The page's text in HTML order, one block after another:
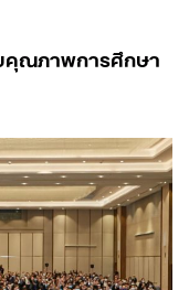
คุณภาพการศึกษา